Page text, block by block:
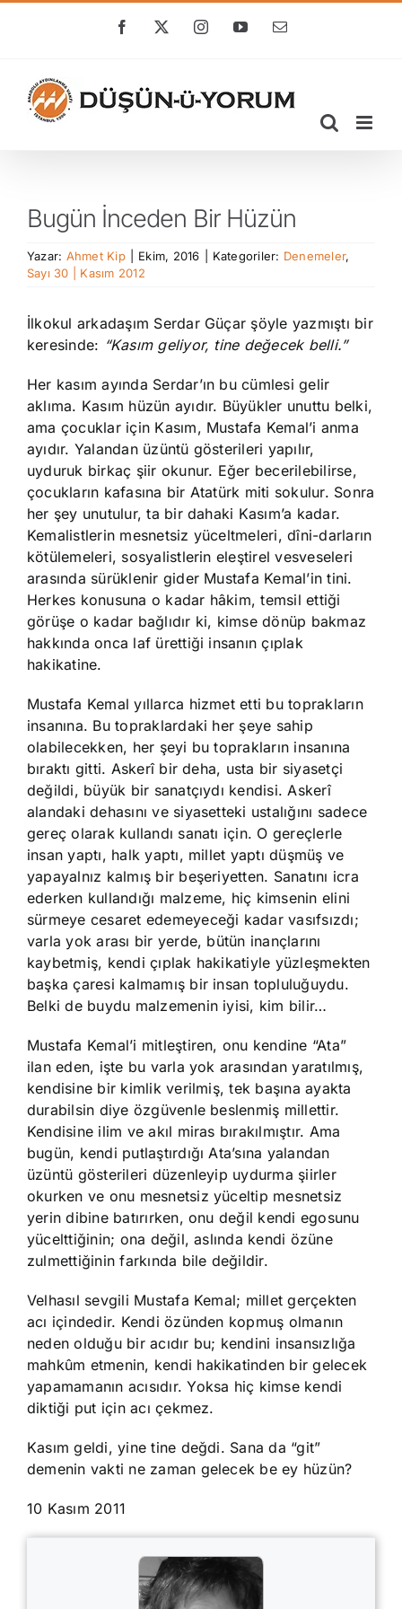
Facebook
X InstagramYouTube
E-
Bugün İnceden Bir Hüzün
Yazar: Ahmet Kip Ekim, 2016 Kategoriler: Denemeler,
Sayı 30 | Kasım 2012
İlkokul arkadaşım Serdar Güçar şöyle yazmıştı bir
keresinde: “Kasım geliyor, tine değecek belli.”
Her kasım ayında Serdar’ın bu cümlesi gelir
aklıma. Kasım hüzün ayıdır. Büyükler unuttu belki,
ama çocuklar için Kasım, Mustafa Kemal’i anma
ayıdır. Yalandan üzüntü gösterileri yapılır,
uyduruk birkaç şiir okunur. Eğer becerilebilirse,
çocukların kafasına bir Atatürk miti sokulur. Sonra
her şey unutulur, ta bir dahaki Kasım’a kadar.
Kemalistlerin mesnetsiz yüceltmeleri, dîni-darların
kötülemeleri, sosyalistlerin eleştirel vesveseleri
arasında sürüklenir gider Mustafa Kemal’in tini.
Herkes konusuna o kadar hâkim, temsil ettiği
görüşe o kadar bağlıdır ki, kimse dönüp bakmaz
hakkında onca laf ürettiği insanın çıplak
hakikatine.
Mustafa Kemal yıllarca hizmet etti bu toprakların
insanına. Bu topraklardaki her şeye sahip
olabilecekken, her şeyi bu toprakların insanına
bıraktı gitti. Askerî bir deha, usta bir siyasetçi
değildi, büyük bir sanatçıydı kendisi. Askerî
alandaki dehasını ve siyasetteki ustalığını sadece
gereç olarak kullandı sanatı için. O gereçlerle
insan yaptı, halk yaptı, millet yaptı düşmüş ve
yapayalnız kalmış bir beşeriyetten. Sanatını icra
ederken kullandığı malzeme, hiç kimsenin elini
sürmeye cesaret edemeyeceği kadar vasıfsızdı;
varla yok arası bir yerde, bütün inançlarını
kaybetmiş, kendi çıplak hakikatiyle yüzleşmekten
başka çaresi kalmamış bir insan topluluğuydu.
Belki de buydu malzemenin iyisi, kim bilir…
Mustafa Kemal’i mitleştiren, onu kendine “Ata”
ilan eden, işte bu varla yok arasından yaratılmış,
kendisine bir kimlik verilmiş, tek başına ayakta
durabilsin diye özgüvenle beslenmiş millettir.
Kendisine ilim ve akıl miras bırakılmıştır. Ama
bugün, kendi putlaştırdığı Ata’sına yalandan
üzüntü gösterileri düzenleyip uydurma şiirler
okurken ve onu mesnetsiz yüceltip mesnetsiz
yerin dibine batırırken, onu değil kendi egosunu
yücelttiğinin; ona değil, aslında kendi özüne
zulmettiğinin farkında bile değildir.
Velhasıl sevgili Mustafa Kemal; millet gerçekten
acı içindedir. Kendi özünden kopmuş olmanın
neden olduğu bir acıdır bu; kendini insansızlığa
mahkûm etmenin, kendi hakikatinden bir gelecek
yapamamanın acısıdır. Yoksa hiç kimse kendi
diktiği put için acı çekmez.
Kasım geldi, yine tine değdi. Sana da “git”
demenin vakti ne zaman gelecek be ey hüzün?
10 Kasım 2011